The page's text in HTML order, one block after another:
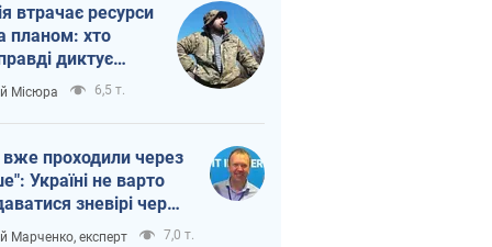
втрачає ресурси
планом: хто
диктує
війни
Місюра 6,5 т.
проходили через
Україні не варто
зневірі через
терор
Марченко, експерт 7,0 т.